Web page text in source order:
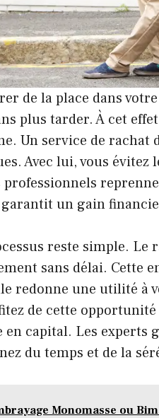
de la place dans
plus tarder. À cet
Un service de rachat
Avec lui, vous évitez
professionnels
un gain
reste simple. Le
sans délai. Cette
redonne une utilité à
de cette
en capital. Les experts
du temps et de la
Monomasse ou